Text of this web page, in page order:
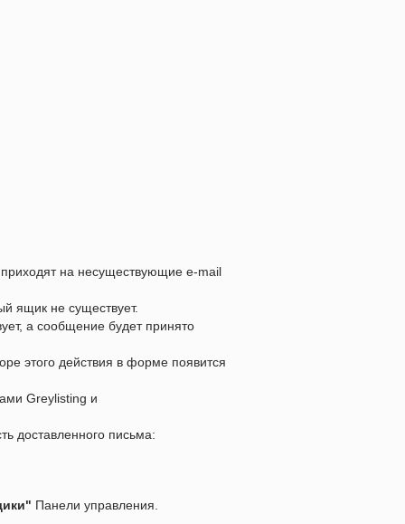
на несуществующие e-mail
ящик не существует.
а сообщение будет принято
этого действия в форме появится
Greylisting и
доставленного письма:
Панели управления.